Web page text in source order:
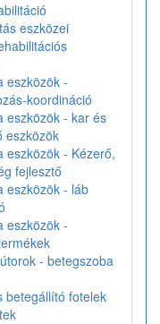
eszközei
eszközök -
koordináció
eszközök - kar és
eszközök
eszközök - Kézerő,
fejlesztő
eszközök - láb
eszközök -
- betegszoba
betegállító fotelek